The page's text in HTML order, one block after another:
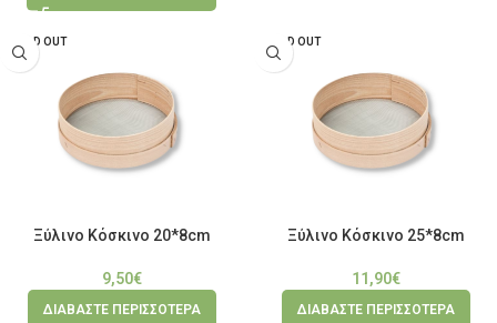
SOLD OUT
Ξύλινο Κόσκινο 20*8cm
9,50€
ΔΙΑΒΆΣΤΕ ΠΕΡΙΣΣΌΤΕΡΑ
SOLD OUT
Ξύλινο Κόσκινο 25*8cm
11,90€
ΔΙΑΒΆΣΤΕ ΠΕΡΙΣΣΌΤΕΡΑ